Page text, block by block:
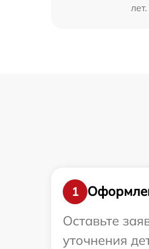
лет.
1
Оставьте
уточнения